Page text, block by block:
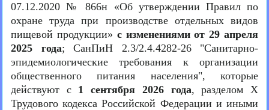
07.12.2020 № 866н «Об утверждении Правил по
охране труда при производстве отдельных видов
пищевой продукции» с изменениями от 29 апреля
2025 года; СанПиН 2.3/2.4.4282-26 "Санитарно-
эпидемиологические требования к организации
общественного питания населения", которые
действуют с 1 сентября 2026 года, разделом Х
Трудового кодекса Российской Федерации и иными